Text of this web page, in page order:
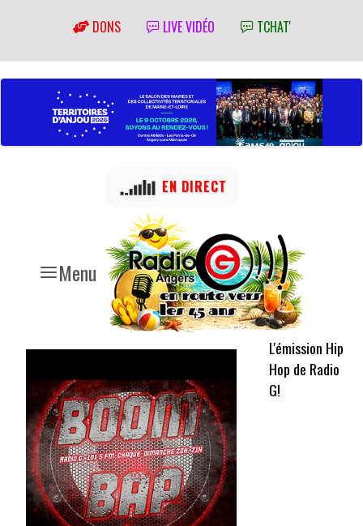
DONS LIVE VIDÉO TCHAT'
Menu
EN DIRECT
L'émission Hip
Hop de Radio
G!